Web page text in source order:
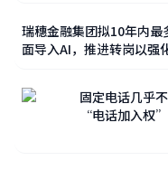
瑞穗金融集团拟10年内
面导入AI，推进转岗以强
固定电话几乎
“电话加入权”